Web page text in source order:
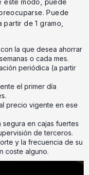
este modo, puede
Puede
de 1 gramo,
la que desea ahorrar
o cada mes.
periódica (a partir
el primer día
precio vigente en ese
segura en cajas fuertes
de terceros.
y la frecuencia de su
coste alguno.